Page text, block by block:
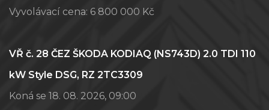
Vyvolávací cena: 6 800 000 Kč
VŘ č. 28 ČEZ ŠKODA KODIAQ (NS743D) 2.0 TDI 110
kW Style DSG, RZ 2TC3309
Koná se 18. 08. 2026, 09:00